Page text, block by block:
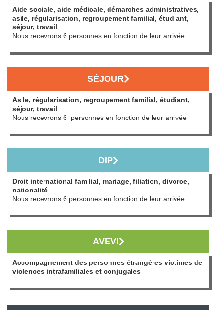
Aide sociale, aide médicale, démarches administratives,
asile, régularisation, regroupement familial, étudiant,
séjour, travail
Nous recevrons 6 personnes en fonction de leur arrivée
SÉJOUR
Asile, régularisation, regroupement familial, étudiant,
séjour, travail
Nous recevrons 6 personnes en fonction de leur arrivée
DIP
Droit international familial, mariage, filiation, divorce,
nationalité
Nous recevrons 6 personnes en fonction de leur arrivée
AVEVI
Accompagnement des personnes étrangères victimes de
violences intrafamiliales et conjugales